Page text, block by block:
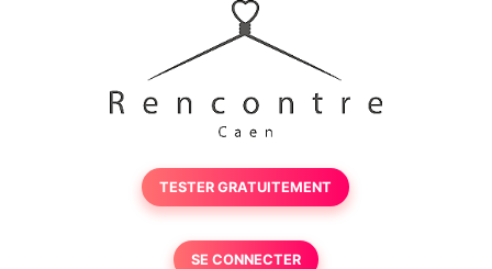
TESTER GRATUITEMENT
SE CONNECTER